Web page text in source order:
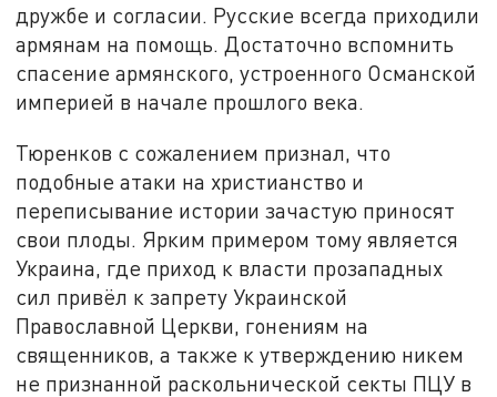
дружбе и согласии. Русские всегда приходили
армянам на помощь. Достаточно вспомнить
спасение армянского, устроенного Османской
империей в начале прошлого века.
Тюренков с сожалением признал, что
подобные атаки на христианство и
переписывание истории зачастую приносят
свои плоды. Ярким примером тому является
Украина, где приход к власти прозападных
сил привёл к запрету Украинской
Православной Церкви, гонениям на
священников, а также к утверждению никем
не признанной раскольнической секты ПЦУ в